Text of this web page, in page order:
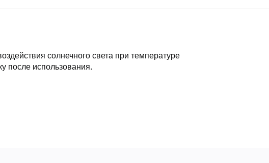
солнечного света при температуре
после использования.